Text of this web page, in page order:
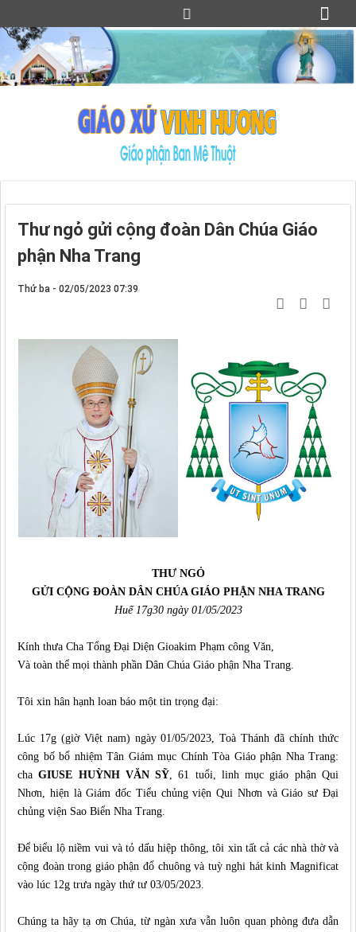
Thư ngỏ gửi cộng đoàn Dân Chúa Giáo
phận Nha Trang
Thứ ba - 02/05/2023 07:39
THƯ NGỎ
GỬI CỘNG ĐOÀN DÂN CHÚA GIÁO PHẬN NHA TRANG
Huế 17g30 ngày 01/05/2023
Kính thưa Cha Tổng Đại Diện Gioakim Phạm công Văn,
Và toàn thể mọi thành phần Dân Chúa Giáo phận Nha Trang.
Tôi xin hân hạnh loan báo một tin trọng đại:
Lúc 17g (giờ Việt nam) ngày 01/05/2023, Toà Thánh đã chính thức
công bố bổ nhiệm Tân Giám mục Chính Tòa Giáo phận Nha Trang:
chaGIUSE HUỲNH VĂN SỸ , 61 tuổi, linh mục giáo phận Qui
Nhơn, hiện là Giám đốc Tiểu chủng viện Qui Nhơn và Giáo sư Đại
chủng viện Sao Biển Nha Trang.
Để biểu lộ niềm vui và tỏ dấu hiệp thông, tôi xin tất cả các nhà thờ và
cộng đoàn trong giáo phận đổ chuông và tuỳ nghi hát kinh Magnificat
vào lúc 12g trưa ngày thứ tư 03/05/2023.
Chúng ta hãy tạ ơn Chúa, từ ngàn xưa vẫn luôn quan phòng đưa dẫn